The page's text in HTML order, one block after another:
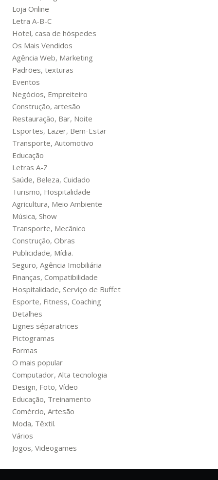
Loja Online
Letra A-B-C
Hotel, casa de hóspedes
Os Mais Vendidos
Agência Web, Marketing
Padrões, texturas
Eventos
Negócios, Empreiteiro
Construção, artesão
Restauração, Bar, Noite
Esportes, Lazer, Bem-Estar
Transporte, Automotivo
Educação
Letras A-Z
Saúde, Beleza, Cuidado
Turismo, Hospitalidade
Agricultura, Meio Ambiente
Música, Show
Transporte, Mecânico
Construção, Obras
Publicidade, Mídia.
Seguro, Agência Imobiliária
Finanças, Compatibilidade
Hospitalidade, Serviço de Buffet
Esporte, Fitness, Coaching
Detalhes
Lignes séparatrices
Pictogramas
Formas
O mais popular
Computador, Alta tecnologia
Design, Foto, Vídeo
Educação, Treinamento
Comércio, Artesão
Moda, Têxtil.
Vários
Jogos, Videogames